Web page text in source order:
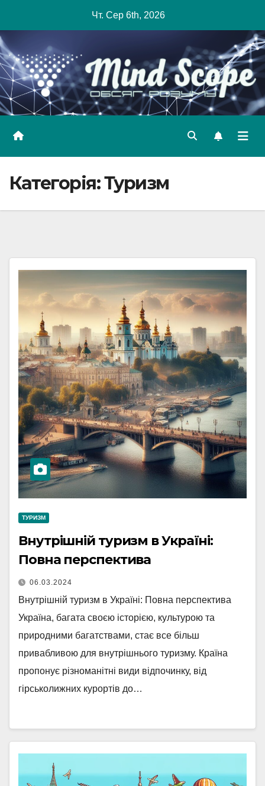
content
Чт. Сер 6th, 2026
Категорія:Туризм
ТУРИЗМ
Внутрішній туризм в Україні:
Повна перспектива
06.03.2024
Внутрішній туризм в Україні: Повна перспектива
Україна, багата своєю історією, культурою та
природними багатствами, стає все більш
привабливою для внутрішнього туризму. Країна
пропонує різноманітні види відпочинку, від
гірськолижних курортів до…